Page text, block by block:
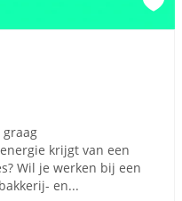
krijgt van een
Wil je werken bij een
en...